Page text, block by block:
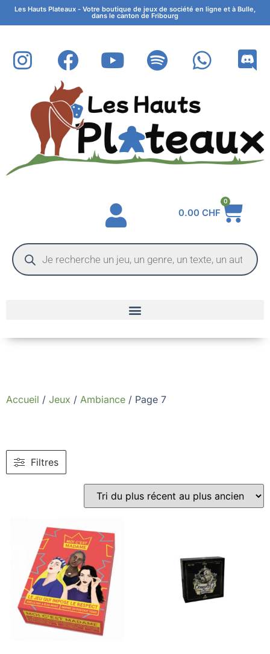
Les Hauts Plateaux - Votre boutique de jeux de société en ligne et à Bulle,
dans le canton de Fribourg
0.00 CHF
0
Accueil / Jeux / Ambiance / Page 7
Filtres